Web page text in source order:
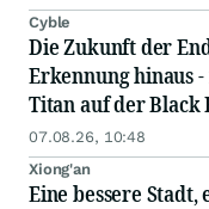
Cyble
Die Zukunft der
Erkennung hinaus
Titan auf der Black
07.08.26, 10:48
Xiong'an
Eine bessere Stadt,